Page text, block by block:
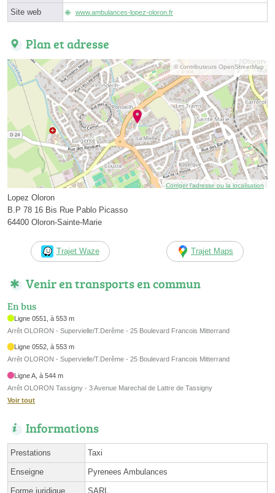
Site web www.ambulances-lopez-oloron.fr
Plan et adresse
© contributeurs OpenStreetMap
Corriger l’adresse ou la localisation
Lopez Oloron
B.P 78 16 Bis Rue Pablo Picasso
64400 Oloron-Sainte-Marie
Trajet Waze Trajet Maps
Venir en transports en commun
En bus
Ligne 0551, à 553 m
Arrêt OLORON - Supervielle/T.Derême - 25 Boulevard Francois Mitterrand
Ligne 0552, à 553 m
Arrêt OLORON - Supervielle/T.Derême - 25 Boulevard Francois Mitterrand
Ligne A, à 544 m
Arrêt OLORON Tassigny - 3 Avenue Marechal de Lattre de Tassigny
Voir tout
Informations
Prestations Taxi
Enseigne Pyrenees Ambulances
Forme juridique SARL